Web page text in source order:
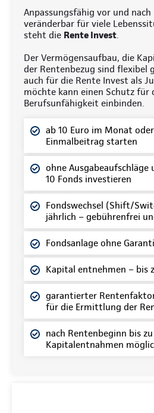
Anpassungsfähig vor und
veränderbar für viele
steht die Rente Invest.
Der Vermögensaufbau, die
der Rentenbezug sind flexibel
auch für die Rente Invest als
möchte kann einen Schutz für
Berufsunfähigkeit einbinden.
ab 10 Euro im Monat
Einmalbeitrag starten
ohne Ausgabeaufschläge
10 Fonds investieren
Fondswechsel (Shift/
jährlich – gebührenfrei
Fondsanlage ohne
Kapital entnehmen – bis
garantierter
für die Ermittlung der
nach Rentenbeginn bis zu
Kapitalentnahmen